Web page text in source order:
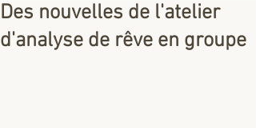
Des nouvelles de l'atelier
d'analyse de rêve en groupe